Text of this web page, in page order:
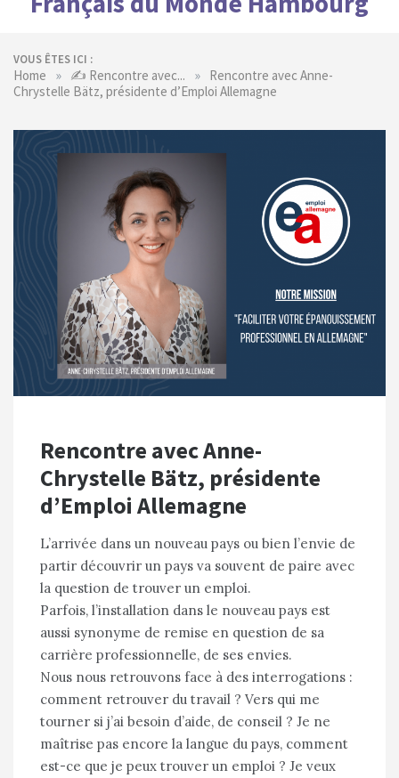
VOUS ÊTES ICI :
Home » ✍️ Rencontre avec... » Rencontre avec Anne-
Chrystelle Bätz, présidente d’Emploi Allemagne
Rencontre avec Anne-
Chrystelle Bätz, présidente
d’Emploi Allemagne
L’arrivée dans un nouveau pays ou bien l’envie de
partir découvrir un pays va souvent de paire avec
la question de trouver un emploi.
Parfois, l’installation dans le nouveau pays est
aussi synonyme de remise en question de sa
carrière professionnelle, de ses envies.
Nous nous retrouvons face à des interrogations :
comment retrouver du travail ? Vers qui me
tourner si j’ai besoin d’aide, de conseil ? Je ne
maîtrise pas encore la langue du pays, comment
est-ce que je peux trouver un emploi ? Je veux